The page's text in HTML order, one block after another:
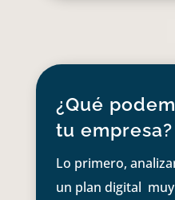
¿Qué
tu empresa?
Lo primero,
un plan digital